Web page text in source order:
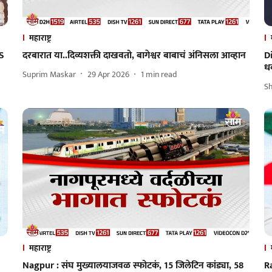
महाराष्ट्र
दरबारात या..दिव्यशक्ती दाखवतो, बागेश्वर बाबाचं अंनिसला आव्हान
Suprim Maskar 29 Apr 2026 1 min read
महाराष्ट्र
Nagpur : संघ मुख्यालयाजवळ स्फोटकं, 15 जिलेटिन कांड्या, 58